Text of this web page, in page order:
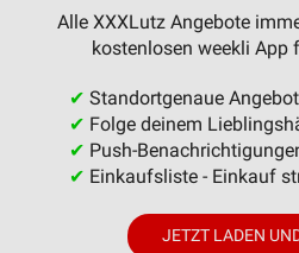
Alle XXXLutz Angebote
kostenlosen weekli App
✔ Standortgenaue
✔ Folge deinem
✔ Push-
✔ Einkaufsliste - Einkauf
JETZT LADEN